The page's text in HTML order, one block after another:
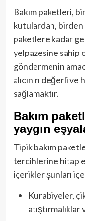
Bakım paketleri,
kutulardan, birden
paketlere kadar
yelpazesine sahip
göndermenin
alıcının değerli ve
sağlamaktır.
Bakım
yaygın
Tipik bakım
tercihlerine hitap
içerikler şunları
Kurabiyeler,
atıştırmalıklar